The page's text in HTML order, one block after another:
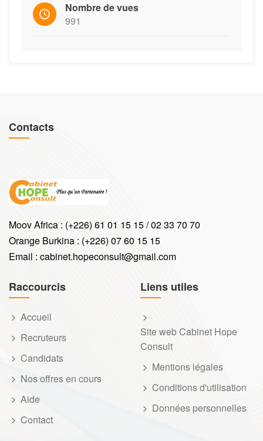
Nombre de vues
991
Contacts
Moov Africa : (+226) 61 01 15 15 / 02 33 70 70
Orange Burkina : (+226) 07 60 15 15
Email : cabinet.hopeconsult@gmail.com
Raccourcis
Accueil
Recruteurs
Candidats
Nos offres en cours
Aide
Contact
Liens utiles
Site web Cabinet Hope
Consult
Mentions légales
Conditions d'utilisation
Données personnelles